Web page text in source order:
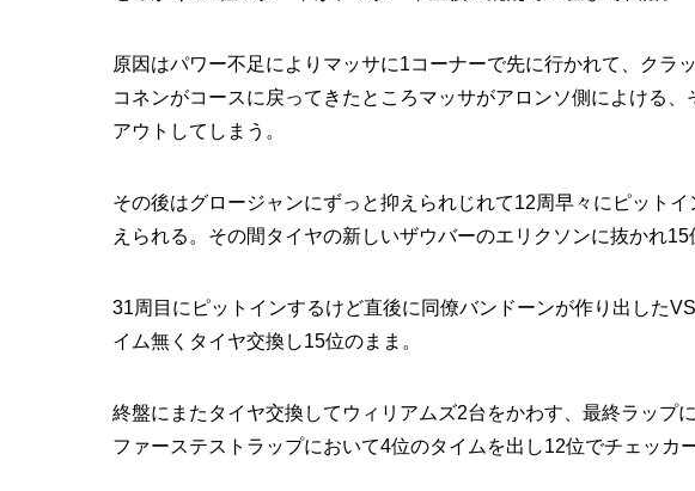
原因はパワー不足によりマッサに1コーナーで先に行かれて、クラ
コネンがコースに戻ってきたところマッサがアロンソ側によける
アウトしてしまう。
その後はグロージャンにずっと抑えられじれて12周早々にピット
えられる。その間タイヤの新しいザウバーのエリクソンに抜かれ15
31周目にピットインするけど直後に同僚バンドーンが作り出した
イム無くタイヤ交換し15位のまま。
終盤にまたタイヤ交換してウィリアムズ2台をかわす、最終ラップ
ファーステストラップにおいて4位のタイムを出し12位でチェッカー